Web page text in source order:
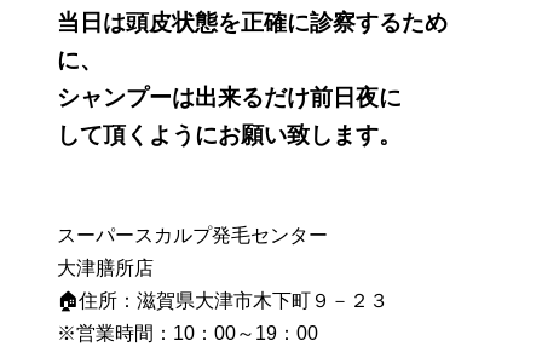
当日は頭皮状態を正確に診察するため
に、
シャンプーは出来るだけ前日夜に
して頂くようにお願い致します。
スーパースカルプ発毛センター
大津膳所店
🏠住所：滋賀県大津市木下町９－２３
※営業時間：10：00～19：00